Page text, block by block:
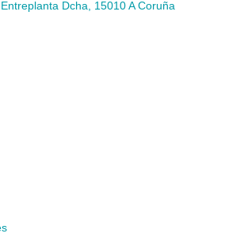
Dcha, 15010 A Coruña